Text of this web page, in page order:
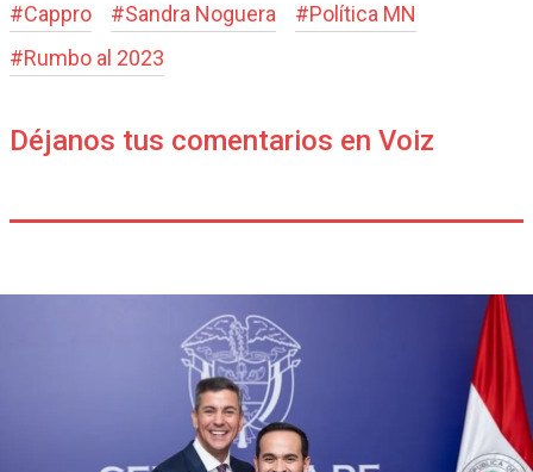
#Cappro #Sandra Noguera #Política MN
#Rumbo al 2023
Déjanos tus comentarios en Voiz